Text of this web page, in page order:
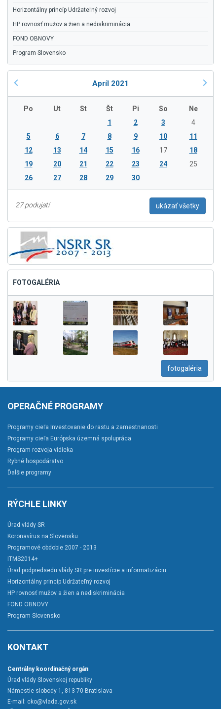
Horizontálny princíp Udržateľný rozvoj
HP rovnosť mužov a žien a nediskriminácia
FOND OBNOVY
Program Slovensko
Apríl 2021
Po Ut St Št Pi So
Ne
1
2 3
4
5
6 7 8 9 10
11
12
13 14 15 16 17
18
19
20 21 22 23 24
25
26
27 28 29 30
27 podujatí ukázať všetky
FOTOGALÉRIA
fotogaléria
OPERAČNÉ PROGRAMY
Programy cieľa Investovanie do rastu a zamestnanosti
Programy cieľa Európska územná spolupráca
Program rozvoja vidieka
Rybné hospodárstvo
Ďalšie programy
RÝCHLE LINKY
Úrad vlády SR
Koronavírus na Slovensku
Programové obdobie 2007 - 2013
ITMS2014+
Úrad podpredsedu vlády SR pre investície a informatizáciu
Horizontálny princíp Udržateľný rozvoj
HP rovnosť mužov a žien a nediskriminácia
FOND OBNOVY
Program Slovensko
KONTAKT
Centrálny koordinačný orgán
Úrad vlády Slovenskej republiky
Námestie slobody 1, 813 70 Bratislava
E-mail: cko@vlada.gov.sk